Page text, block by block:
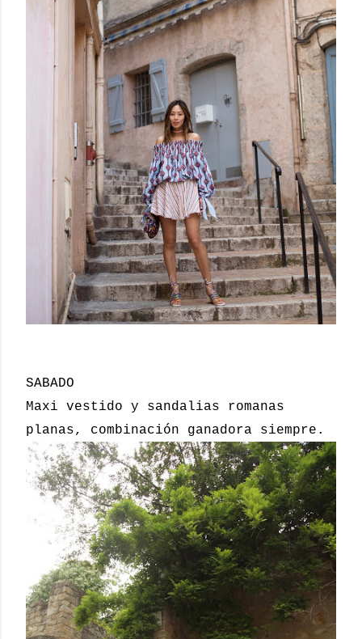
SABADO
Maxi vestido y sandalias romanas
planas, combinación ganadora siempre.